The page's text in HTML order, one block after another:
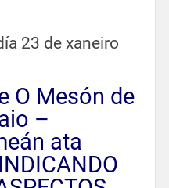
23 de xaneiro
O Mesón de
–
ata